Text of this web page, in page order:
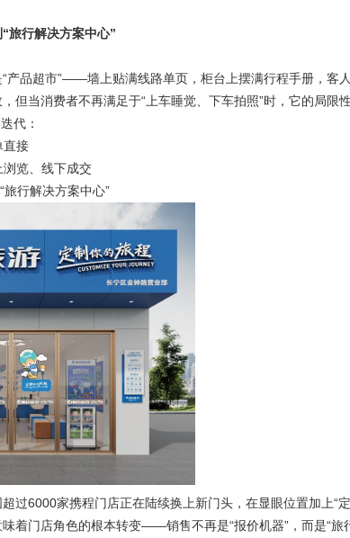
行解决方案中心”
品超市”——墙上贴满线路单页，柜台上摆满行程手册，客
但当消费者不再满足于“上车睡觉、下车拍照”时，它的局限性
代：
接
览、线下成交
行解决方案中心”
6000家携程门店正在陆续换上新门头，在显眼位置加上“定
门店角色的根本转变——销售不再是“报价机器”，而是“旅